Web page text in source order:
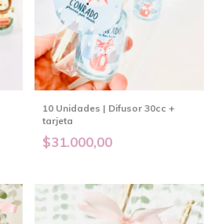
10 Unidades | Difusor 30cc +
tarjeta
$31.000,00